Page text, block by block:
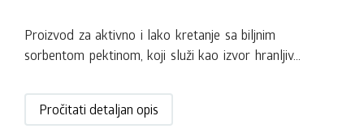
Proizvod za aktivno i lako kretanje sa biljnim
sorbentom pektinom, koji služi kao izvor hranljiv...
Pročitati detaljan opis